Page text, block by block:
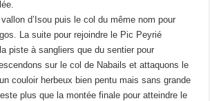
d’Isou puis le col du même nom pour
La suite pour rejoindre le Pic Peyrié
piste à sangliers que du sentier pour
sur le col de Nabails et attaquons le
couloir herbeux bien pentu mais sans grande
plus que la montée finale pour atteindre le